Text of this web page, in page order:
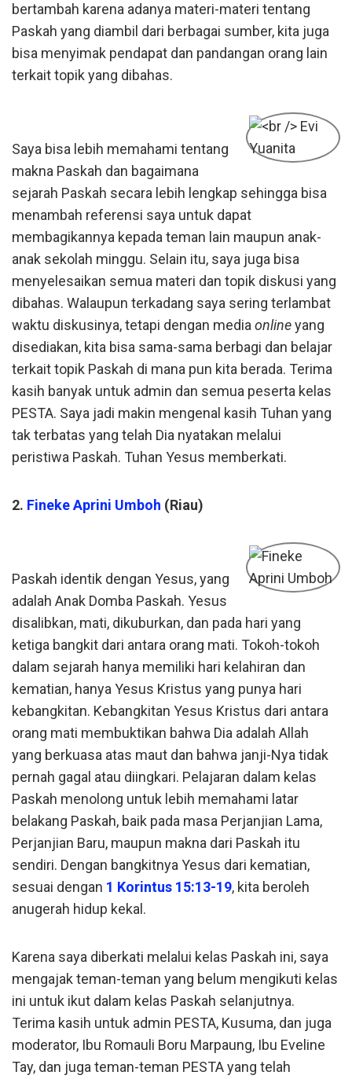
bertambah karena adanya materi-materi tentang
Paskah yang diambil dari berbagai sumber, kita juga
bisa menyimak pendapat dan pandangan orang lain
terkait topik yang dibahas.
Saya bisa lebih memahami tentang
makna Paskah dan bagaimana
sejarah Paskah secara lebih lengkap sehingga bisa
menambah referensi saya untuk dapat
membagikannya kepada teman lain maupun anak-
anak sekolah minggu. Selain itu, saya juga bisa
menyelesaikan semua materi dan topik diskusi yang
dibahas. Walaupun terkadang saya sering terlambat
waktu diskusinya, tetapi dengan media onlineyang
disediakan, kita bisa sama-sama berbagi dan belajar
terkait topik Paskah di mana pun kita berada. Terima
kasih banyak untuk admin dan semua peserta kelas
PESTA. Saya jadi makin mengenal kasih Tuhan yang
tak terbatas yang telah Dia nyatakan melalui
peristiwa Paskah. Tuhan Yesus memberkati.
2. Fineke Aprini Umboh (Riau)
Paskah identik dengan Yesus, yang
adalah Anak Domba Paskah. Yesus
disalibkan, mati, dikuburkan, dan pada hari yang
ketiga bangkit dari antara orang mati. Tokoh-tokoh
dalam sejarah hanya memiliki hari kelahiran dan
kematian, hanya Yesus Kristus yang punya hari
kebangkitan. Kebangkitan Yesus Kristus dari antara
orang mati membuktikan bahwa Dia adalah Allah
yang berkuasa atas maut dan bahwa janji-Nya tidak
pernah gagal atau diingkari. Pelajaran dalam kelas
Paskah menolong untuk lebih memahami latar
belakang Paskah, baik pada masa Perjanjian Lama,
Perjanjian Baru, maupun makna dari Paskah itu
sendiri. Dengan bangkitnya Yesus dari kematian,
sesuai dengan 1 Korintus 15:13-19, kita beroleh
anugerah hidup kekal.
Karena saya diberkati melalui kelas Paskah ini, saya
mengajak teman-teman yang belum mengikuti kelas
ini untuk ikut dalam kelas Paskah selanjutnya.
Terima kasih untuk admin PESTA, Kusuma, dan juga
moderator, Ibu Romauli Boru Marpaung, Ibu Eveline
Tay, dan juga teman-teman PESTA yang telah